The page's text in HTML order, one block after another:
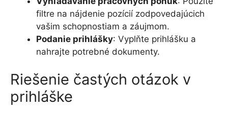
filtre na nájdenie pozícií zodpovedajúcich
vašim schopnostiam a záujmom.
Podanie prihlášky: Vyplňte prihlášku a
nahrajte potrebné dokumenty.
Riešenie častých otázok v
prihláške